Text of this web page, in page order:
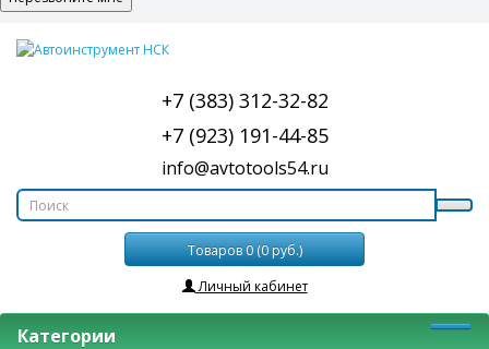
+7 (383) 312-32-82
+7 (923) 191-44-85
info@avtotools54.ru
Товаров 0 (0 руб.)
Личный кабинет
Категории